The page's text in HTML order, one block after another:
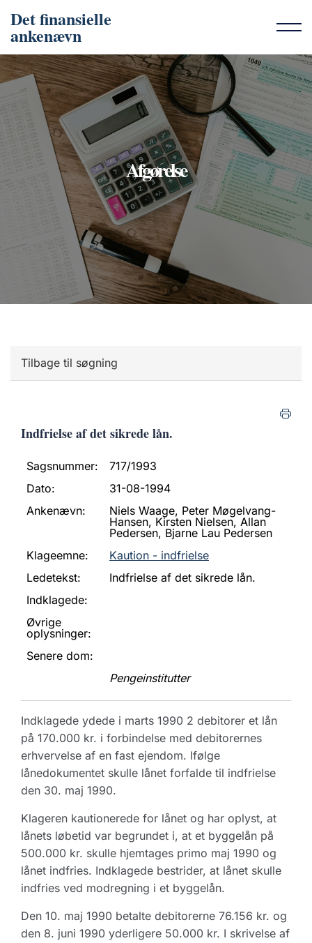
Det finansielle
ankenævn
Afgørelse
Tilbage til søgning
Indfrielse af det sikrede lån.
Sagsnummer:
717/1993
Dato:
31-08-1994
Ankenævn:
Niels Waage, Peter Møgelvang-
Hansen, Kirsten Nielsen, Allan
Pedersen, Bjarne Lau Pedersen
Klageemne:
Kaution - indfrielse
Ledetekst:
Indfrielse af det sikrede lån.
Indklagede:
Øvrige
oplysninger:
Senere dom:
Pengeinstitutter
Indklagede ydede i marts 1990 2 debitorer et lån
på 170.000 kr. i forbindelse med debitorernes
erhvervelse af en fast ejendom. Ifølge
lånedokumentet skulle lånet forfalde til indfrielse
den 30. maj 1990.
Klageren kautionerede for lånet og har oplyst, at
lånets løbetid var begrundet i, at et byggelån på
500.000 kr. skulle hjemtages primo maj 1990 og
lånet indfries. Indklagede bestrider, at lånet skulle
indfries ved modregning i et byggelån.
Den 10. maj 1990 betalte debitorerne 76.156 kr. og
den 8. juni 1990 yderligere 50.000 kr. I skrivelse af